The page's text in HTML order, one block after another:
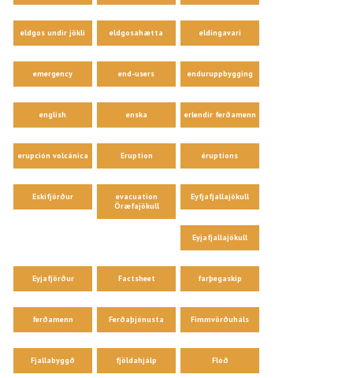
eldgos undir jökli eldgosahætta eldingavari
emergency end-users enduruppbygging
english enska erlendir ferðamenn
erupción volcánica Eruption éruptions
Eskifjörður
evacuation
Öræfajökull
Eyfjafjallajökull
Eyjafjallajökull
Eyjafjörður Factsheet farþegaskip
ferðamenn Ferðaþjónusta Fimmvörðuháls
Fjallabyggð fjöldahjálp Flóð